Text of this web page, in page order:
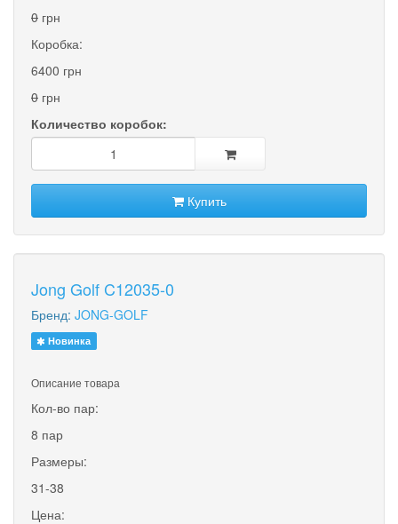
0 грн
Коробка:
6400 грн
0 грн
Количество коробок:
Купить
Jong Golf C12035-0
Бренд: JONG-GOLF
Новинка
Описание товара
Кол-во пар:
8 пар
Размеры:
31-38
Цена: